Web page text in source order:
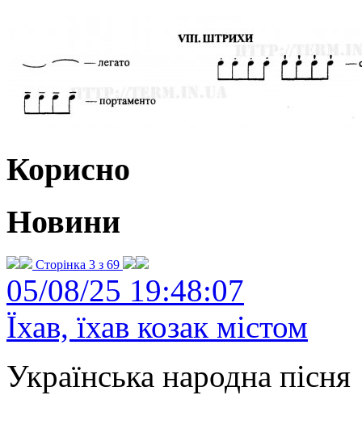
Корисно
Новини
Сторінка 3 з 69
05/08/25 19:48:07
Їхав, їхав козак містом
Українська народна пісня